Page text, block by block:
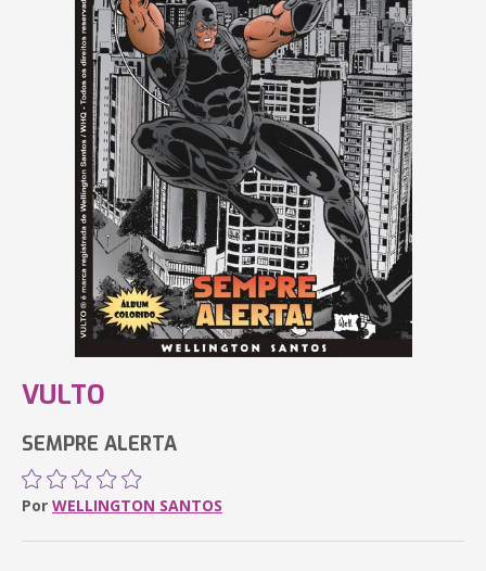
VULTO
SEMPRE ALERTA
Por WELLINGTON SANTOS